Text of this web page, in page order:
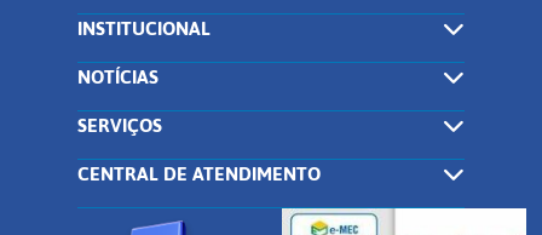
INSTITUCIONAL
NOTÍCIAS
SERVIÇOS
CENTRAL DE ATENDIMENTO